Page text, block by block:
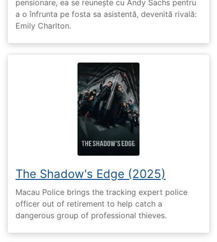
pensionare, ea se reunește cu Andy Sachs pentru
a o înfrunta pe fosta sa asistentă, devenită rivală:
Emily Charlton.
The Shadow's Edge (2025)
Macau Police brings the tracking expert police
officer out of retirement to help catch a
dangerous group of professional thieves.